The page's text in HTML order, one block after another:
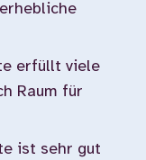
erfüllt viele
Raum für
ist sehr gut